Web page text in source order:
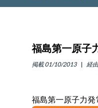
福島第一原子
掲載 01/10/2013 経由
福島第一原子力